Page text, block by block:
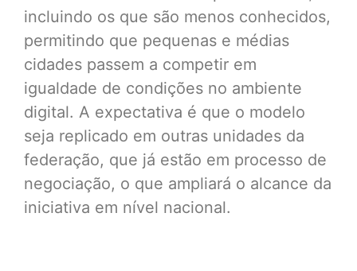
incluindo os que são menos conhecidos,
permitindo que pequenas e médias
cidades passem a competir em
igualdade de condições no ambiente
digital. A expectativa é que o modelo
seja replicado em outras unidades da
federação, que já estão em processo de
negociação, o que ampliará o alcance da
iniciativa em nível nacional.